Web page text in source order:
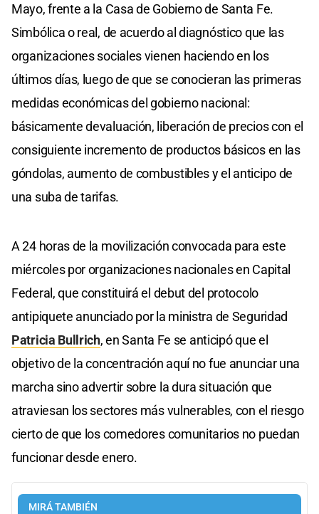
Mayo, frente a la Casa de Gobierno de Santa Fe.
Simbólica o real, de acuerdo al diagnóstico que las
organizaciones sociales vienen haciendo en los
últimos días, luego de que se conocieran las primeras
medidas económicas del gobierno nacional:
básicamente devaluación, liberación de precios con el
consiguiente incremento de productos básicos en las
góndolas, aumento de combustibles y el anticipo de
una suba de tarifas.
A 24 horas de la movilización convocada para este
miércoles por organizaciones nacionales en Capital
Federal, que constituirá el debut del protocolo
antipiquete anunciado por la ministra de Seguridad
Patricia Bullrich, en Santa Fe se anticipó que el
objetivo de la concentración aquí no fue anunciar una
marcha sino advertir sobre la dura situación que
atraviesan los sectores más vulnerables, con el riesgo
cierto de que los comedores comunitarios no puedan
funcionar desde enero.
MIRÁ TAMBIÉN